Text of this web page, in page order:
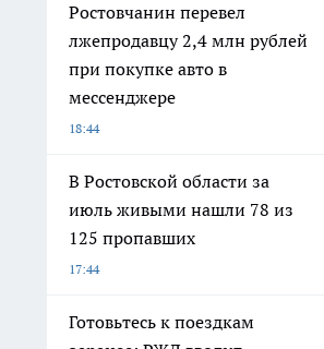
Ростовчанин перевел
лжепродавцу 2,4 млн рублей
при покупке авто в
мессенджере
18:44
В Ростовской области за
июль живыми нашли 78 из
125 пропавших
17:44
Готовьтесь к поездкам